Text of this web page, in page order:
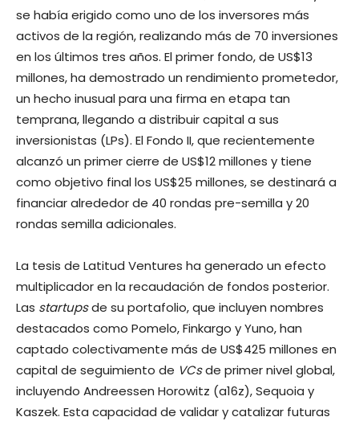
se había erigido como uno de los inversores más
activos de la región, realizando más de 70 inversiones
en los últimos tres años. El primer fondo, de US$13
millones, ha demostrado un rendimiento prometedor,
un hecho inusual para una firma en etapa tan
temprana, llegando a distribuir capital a sus
inversionistas (LPs). El Fondo II, que recientemente
alcanzó un primer cierre de US$12 millones y tiene
como objetivo final los US$25 millones, se destinará a
financiar alrededor de 40 rondas pre-semilla y 20
rondas semilla adicionales.
La tesis de Latitud Ventures ha generado un efecto
multiplicador en la recaudación de fondos posterior.
Las startupsde su portafolio, que incluyen nombres
destacados como Pomelo, Finkargo y Yuno, han
captado colectivamente más de US$425 millones en
capital de seguimiento de VCsde primer nivel global,
incluyendo Andreessen Horowitz (a16z), Sequoia y
Kaszek. Esta capacidad de validar y catalizar futuras